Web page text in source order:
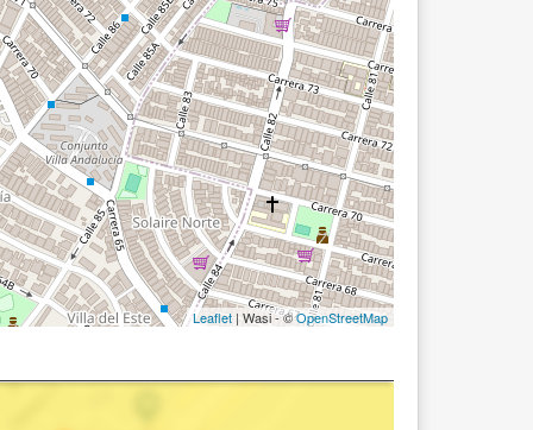
Leaflet | Wasi - ©OpenStreetMap